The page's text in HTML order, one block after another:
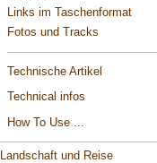
Links im Taschenformat
Fotos und Tracks
Technische Artikel
Technical infos
How To Use ...
Landschaft und Reise